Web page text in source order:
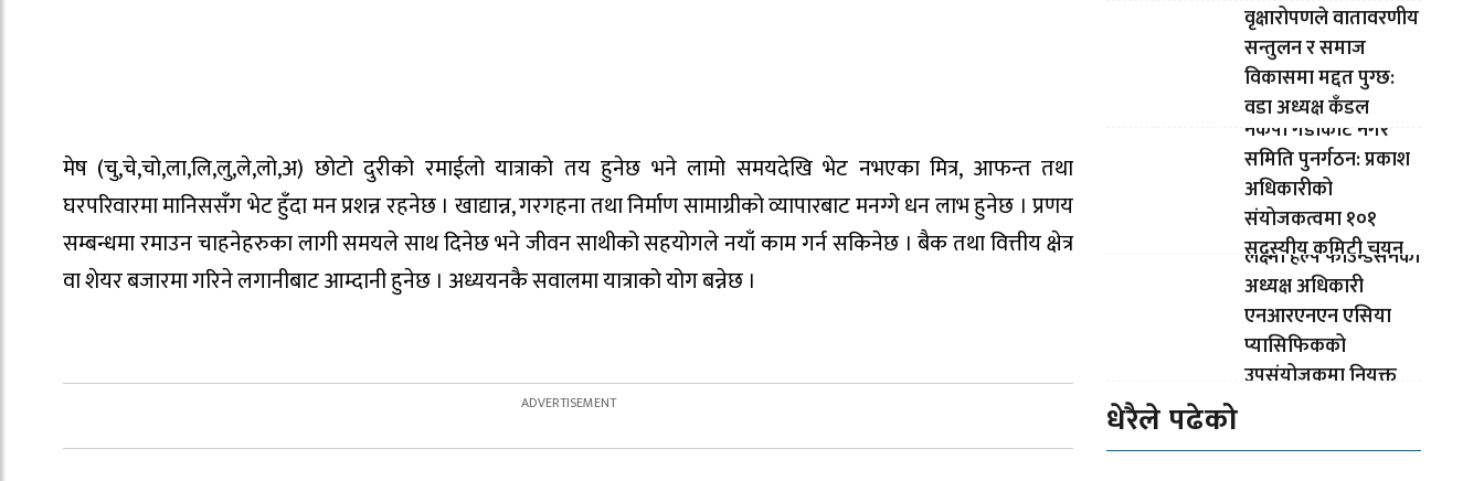
मेष (चु,चे,चो,ला,लि,लु,ले,लो,अ) छोटो दुरीको रमाईलो यात्राको तय हुनेछ भने लामो समयदेखि भेट नभएका मित्र, आफन्त तथा
घरपरिवारमा मानिससँग भेट हुँदा मन प्रशन्न रहनेछ । खाद्यान्न, गरगहना तथा निर्माण सामाग्रीको व्यापारबाट मनग्गे धन लाभ हुनेछ । प्रणय
सम्बन्धमा रमाउन चाहनेहरुका लागी समयले साथ दिनेछ भने जीवन साथीको सहयोगले नयाँ काम गर्न सकिनेछ । बैक तथा वित्तीय क्षेत्र
वा शेयर बजारमा गरिने लगानीबाट आम्दानी हुनेछ । अध्ययनकै सवालमा यात्राको योग बन्नेछ ।
वृक्षारोपणले वातावरणीय
सन्तुलन र समाज
विकासमा मद्दत पुग्छ:
वडा अध्यक्ष कँडल
नेकपा गैंडाकोट नगर
समिति पुनर्गठन: प्रकाश
अधिकारीको
संयोजकत्वमा १०१
सदस्यीय कमिटी चयन
लक्ष्मी हेल्प फाउन्डेसनका
अध्यक्ष अधिकारी
एनआरएनएन एसिया
प्यासिफिकको
उपसंयोजकमा नियुक्त
धेरैले पढेको